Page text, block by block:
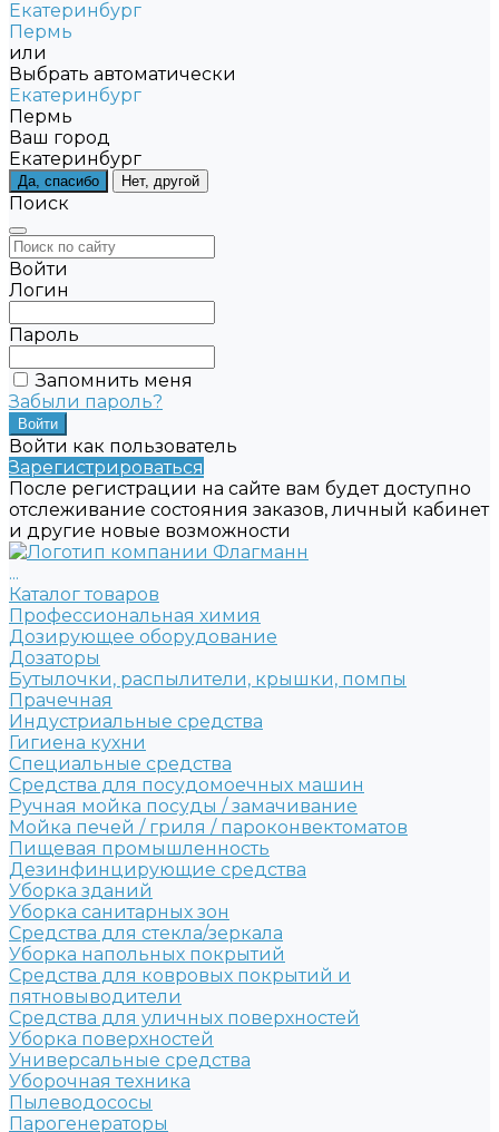
Екатеринбург
Пермь
или
Выбрать автоматически
Екатеринбург
Пермь
Ваш город
Екатеринбург
Да, спасибо Нет, другой
Поиск
Войти
Логин
Пароль
Запомнить меня
Забыли пароль?
Войти как пользователь
Зарегистрироваться
После регистрации на сайте вам будет доступно
отслеживание состояния заказов, личный кабинет
и другие новые возможности
...
Каталог товаров
Профессиональная химия
Дозирующее оборудование
Дозаторы
Бутылочки, распылители, крышки, помпы
Прачечная
Индустриальные средства
Гигиена кухни
Специальные средства
Средства для посудомоечных машин
Ручная мойка посуды / замачивание
Мойка печей / гриля / пароконвектоматов
Пищевая промышленность
Дезинфинцирующие средства
Уборка зданий
Уборка санитарных зон
Средства для стекла/зеркала
Уборка напольных покрытий
Средства для ковровых покрытий и
пятновыводители
Средства для уличных поверхностей
Уборка поверхностей
Универсальные средства
Уборочная техника
Пылеводососы
Парогенераторы